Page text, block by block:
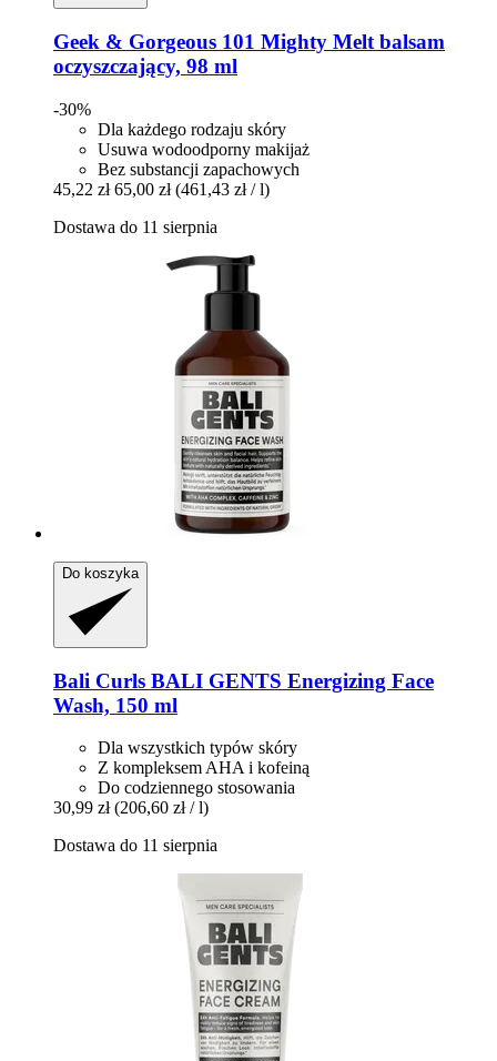
Geek & Gorgeous 101 Mighty Melt balsam
oczyszczający, 98 ml
-30%
Dla każdego rodzaju skóry
Usuwa wodoodporny makijaż
Bez substancji zapachowych
45,22 zł 65,00 zł (461,43 zł / l)
Dostawa do 11 sierpnia
Do koszyka
Bali Curls BALI GENTS Energizing Face
Wash, 150 ml
Dla wszystkich typów skóry
Z kompleksem AHA i kofeiną
Do codziennego stosowania
30,99 zł (206,60 zł / l)
Dostawa do 11 sierpnia